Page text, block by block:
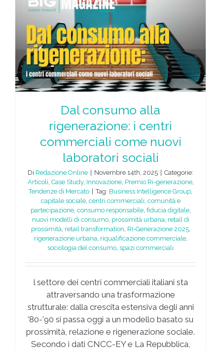
Dal consumo alla
rigenerazione: i centri
commerciali come nuovi
laboratori sociali
Di Redazione Online Novembre 14th, 2025
Categorie:
Articoli, Case Study, Innovazione, Premio Ri-generazione,
Tendenze di Mercato
Tag: Business Intelligence Group,
capitale sociale, centri commerciali, comunità e
partecipazione, consumo responsabile, fiducia digitale,
nuovi modelli di consumo, prossimità urbana, retail di
prossimità, retail transformation, RI-Generazione 2025,
rigenerazione urbana, riqualificazione commerciale,
sociologia del consumo, spazi commerciali
l settore dei centri commerciali italiani sta
attraversando una trasformazione
strutturale: dalla crescita estensiva degli anni
’80-’90 si passa oggi a un modello basato su
prossimità, relazione e rigenerazione sociale.
Secondo i dati CNCC-EY e La Repubblica,